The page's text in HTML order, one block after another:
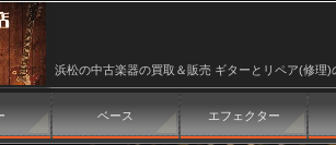
浜松の中古楽器の買取＆販売 ギターとリペア(修理)
ベース エフェクター